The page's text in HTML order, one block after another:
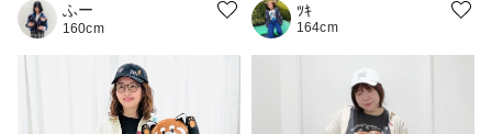
ふー
160cm
ﾂｷ
164cm